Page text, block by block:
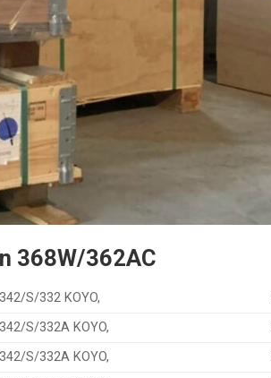
368W/362AC
S/332 KOYO,
S/332A KOYO,
S/332A KOYO,